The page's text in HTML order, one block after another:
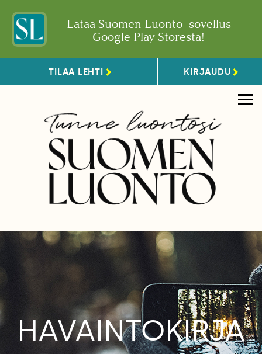
Lataa Suomen Luonto -sovellus
Google Play Storesta!
TILAA LEHTI KIRJAUDU
HAVAINTOKIRJA